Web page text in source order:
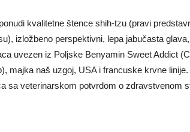
kvalitetne štence shih-tzu (pravi
izložbeno perspektivni, lepa jabučasta
uvezen iz Poljske Benyamin Sweet Addict
majka naš uzgoj, USA i francuske krvne
sa veterinarskom potvrdom o zdravstvenom